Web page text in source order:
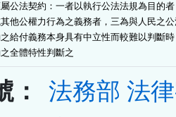
公法契約：一者以執行公法法規為目的
他公權力行為之義務者，三為與人民之
給付義務本身具有中立性而較難以判斷
全體特性判斷之
：
法務部 法